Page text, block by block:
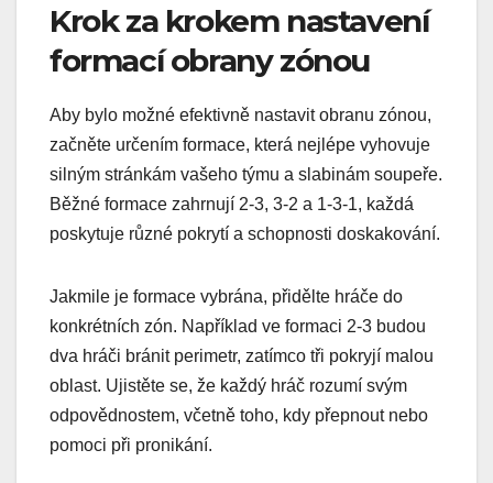
Krok za krokem nastavení
formací obrany zónou
Aby bylo možné efektivně nastavit obranu zónou,
začněte určením formace, která nejlépe vyhovuje
silným stránkám vašeho týmu a slabinám soupeře.
Běžné formace zahrnují 2-3, 3-2 a 1-3-1, každá
poskytuje různé pokrytí a schopnosti doskakování.
Jakmile je formace vybrána, přidělte hráče do
konkrétních zón. Například ve formaci 2-3 budou
dva hráči bránit perimetr, zatímco tři pokryjí malou
oblast. Ujistěte se, že každý hráč rozumí svým
odpovědnostem, včetně toho, kdy přepnout nebo
pomoci při pronikání.